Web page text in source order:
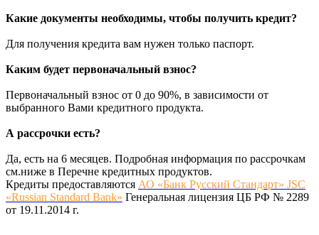
Какие документы необходимы, чтобы получить кредит?
Для получения кредита вам нужен только паспорт.
Каким будет первоначальный взнос?
Первоначальный взнос от 0 до 90%, в зависимости от
выбранного Вами кредитного продукта.
А рассрочки есть?
Да, есть на 6 месяцев. Подробная информация по рассрочкам
см.ниже в Перечне кредитных продуктов.
Кредиты предоставляются АО «Банк Русский Стандарт» JSC
«Russian Standard Bank» Генеральная лицензия ЦБ РФ № 2289
от 19.11.2014 г.